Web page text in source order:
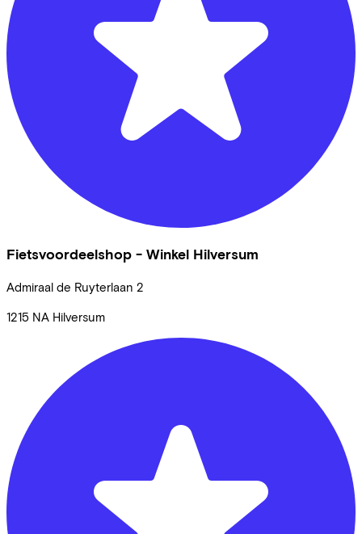
Fietsvoordeelshop - Winkel Hilversum
Admiraal de Ruyterlaan 2
1215 NA Hilversum